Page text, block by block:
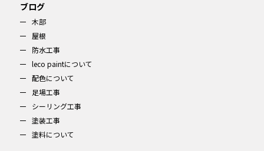
ブログ
木部
屋根
防水工事
leco paintについて
配色について
足場工事
シーリング工事
塗装工事
塗料について